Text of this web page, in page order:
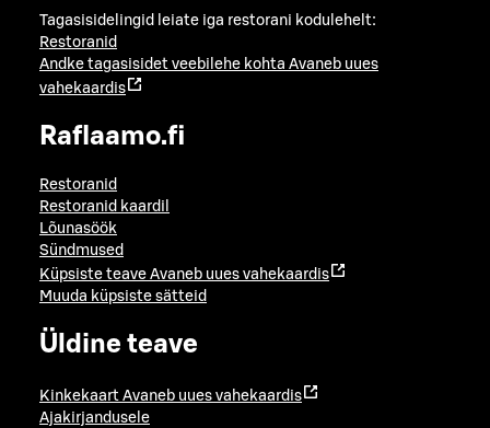
Tagasisidelingid leiate iga restorani kodulehelt:
Restoranid
Andke tagasisidet veebilehe kohta Avaneb uues
vahekaardis
Raflaamo.fi
Restoranid
Restoranid kaardil
Lõunasöök
Sündmused
Küpsiste teave Avaneb uues vahekaardis
Muuda küpsiste sätteid
Üldine teave
Kinkekaart Avaneb uues vahekaardis
Ajakirjandusele